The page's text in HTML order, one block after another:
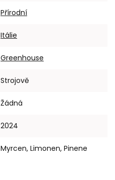
Přírodní
Itálie
Greenhouse
Strojově
Žádná
2024
Myrcen, Limonen, Pinene